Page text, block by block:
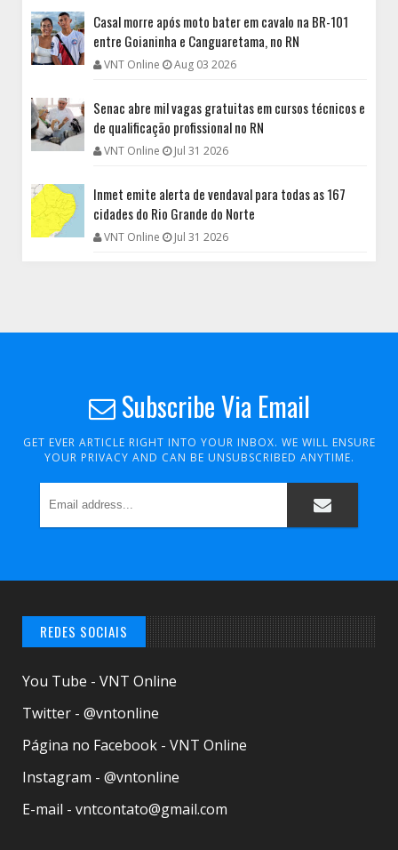
Casal morre após moto bater em cavalo na BR-101
entre Goianinha e Canguaretama, no RN
VNT Online Aug 03 2026
Senac abre mil vagas gratuitas em cursos técnicos e
de qualificação profissional no RN
VNT Online Jul 31 2026
Inmet emite alerta de vendaval para todas as 167
cidades do Rio Grande do Norte
VNT Online Jul 31 2026
Subscribe Via Email
GET EVER ARTICLE RIGHT INTO YOUR INBOX. WE WILL ENSURE
YOUR PRIVACY AND CAN BE UNSUBSCRIBED ANYTIME.
REDES SOCIAIS
You Tube - VNT Online
Twitter - @vntonline
Página no Facebook - VNT Online
Instagram - @vntonline
E-mail - vntcontato@gmail.com